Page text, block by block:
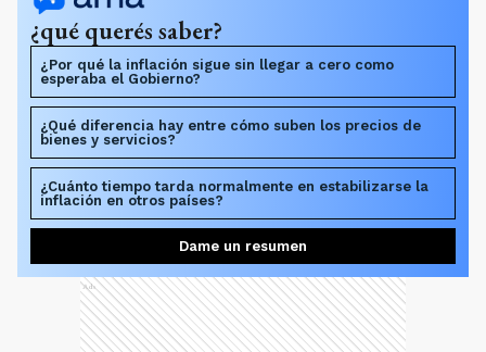
¿qué querés saber?
¿Por qué la inflación sigue sin llegar a cero como
esperaba el Gobierno?
¿Qué diferencia hay entre cómo suben los precios de
bienes y servicios?
¿Cuánto tiempo tarda normalmente en estabilizarse la
inflación en otros países?
Dame un resumen
Ads